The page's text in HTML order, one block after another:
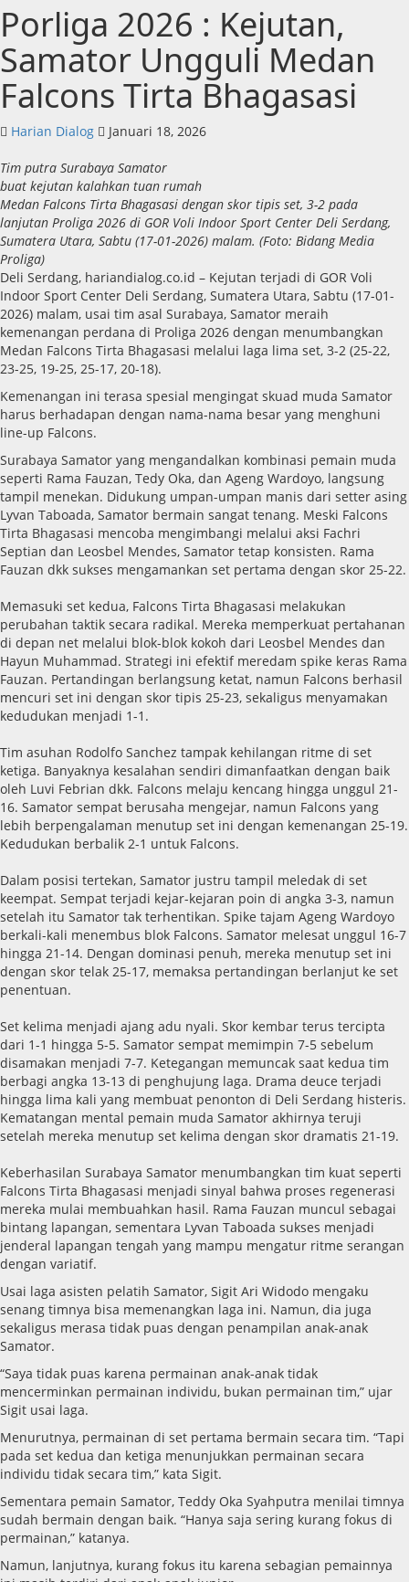
Porliga 2026 : Kejutan,
Samator Ungguli Medan
Falcons Tirta Bhagasasi
Harian Dialog Januari 18, 2026
Tim putra Surabaya Samator
buat kejutan kalahkan tuan rumah
Medan Falcons Tirta Bhagasasi dengan skor tipis set, 3-2 pada
lanjutan Proliga 2026 di GOR Voli Indoor Sport Center Deli Serdang,
Sumatera Utara, Sabtu (17-01-2026) malam. (Foto: Bidang Media
Proliga)
​Deli Serdang, hariandialog.co.id – Kejutan terjadi di GOR Voli
Indoor Sport Center Deli Serdang, Sumatera Utara, Sabtu (17-01-
2026) malam, usai tim asal Surabaya, Samator meraih
kemenangan perdana di Proliga 2026 dengan menumbangkan
Medan Falcons Tirta Bhagasasi melalui laga lima set, 3-2 (25-22,
23-25, 19-25, 25-17, 20-18).
​Kemenangan ini terasa spesial mengingat skuad muda Samator
harus berhadapan dengan nama-nama besar yang menghuni
line-up Falcons.
Surabaya Samator yang mengandalkan kombinasi pemain muda
seperti Rama Fauzan, Tedy Oka, dan Ageng Wardoyo, langsung
tampil menekan. Didukung umpan-umpan manis dari setter asing
Lyvan Taboada, Samator bermain sangat tenang. Meski Falcons
Tirta Bhagasasi mencoba mengimbangi melalui aksi Fachri
Septian dan Leosbel Mendes, Samator tetap konsisten. Rama
Fauzan dkk sukses mengamankan set pertama dengan skor 25-22.
Memasuki set kedua, Falcons Tirta Bhagasasi melakukan
perubahan taktik secara radikal. Mereka memperkuat pertahanan
di depan net melalui blok-blok kokoh dari Leosbel Mendes dan
Hayun Muhammad. Strategi ini efektif meredam spike keras Rama
Fauzan. Pertandingan berlangsung ketat, namun Falcons berhasil
mencuri set ini dengan skor tipis 25-23, sekaligus menyamakan
kedudukan menjadi 1-1.
Tim asuhan Rodolfo Sanchez tampak kehilangan ritme di set
ketiga. Banyaknya kesalahan sendiri dimanfaatkan dengan baik
oleh Luvi Febrian dkk. Falcons melaju kencang hingga unggul 21-
16. Samator sempat berusaha mengejar, namun Falcons yang
lebih berpengalaman menutup set ini dengan kemenangan 25-19.
Kedudukan berbalik 2-1 untuk Falcons.
Dalam posisi tertekan, Samator justru tampil meledak di set
keempat. Sempat terjadi kejar-kejaran poin di angka 3-3, namun
setelah itu Samator tak terhentikan. Spike tajam Ageng Wardoyo
berkali-kali menembus blok Falcons. Samator melesat unggul 16-7
hingga 21-14. Dengan dominasi penuh, mereka menutup set ini
dengan skor telak 25-17, memaksa pertandingan berlanjut ke set
penentuan.
Set kelima menjadi ajang adu nyali. Skor kembar terus tercipta
dari 1-1 hingga 5-5. Samator sempat memimpin 7-5 sebelum
disamakan menjadi 7-7. Ketegangan memuncak saat kedua tim
berbagi angka 13-13 di penghujung laga. Drama deuce terjadi
hingga lima kali yang membuat penonton di Deli Serdang histeris.
Kematangan mental pemain muda Samator akhirnya teruji
setelah mereka menutup set kelima dengan skor dramatis 21-19.
​Keberhasilan Surabaya Samator menumbangkan tim kuat seperti
Falcons Tirta Bhagasasi menjadi sinyal bahwa proses regenerasi
mereka mulai membuahkan hasil. Rama Fauzan muncul sebagai
bintang lapangan, sementara Lyvan Taboada sukses menjadi
jenderal lapangan tengah yang mampu mengatur ritme serangan
dengan variatif.
Usai laga asisten pelatih Samator, Sigit Ari Widodo mengaku
senang timnya bisa memenangkan laga ini. Namun, dia juga
sekaligus merasa tidak puas dengan penampilan anak-anak
Samator.
“Saya tidak puas karena permainan anak-anak tidak
mencerminkan permainan individu, bukan permainan tim,” ujar
Sigit usai laga.
Menurutnya, permainan di set pertama bermain secara tim. “Tapi
pada set kedua dan ketiga menunjukkan permainan secara
individu tidak secara tim,” kata Sigit.
Sementara pemain Samator, Teddy Oka Syahputra menilai timnya
sudah bermain dengan baik. “Hanya saja sering kurang fokus di
permainan,” katanya.
Namun, lanjutnya, kurang fokus itu karena sebagian pemainnya